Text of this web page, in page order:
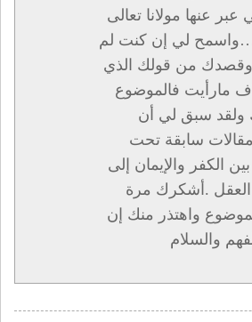
عنها مولانا تعالى
…واسمح لي إن كنت لم
وقصدك من قولك الذي
مارأيت فالموضوع
سبق لي أن
سابقة تحت
الكفر والإيمان إلى
.أشكرك مرة
واهتذر منك إن
والسلام